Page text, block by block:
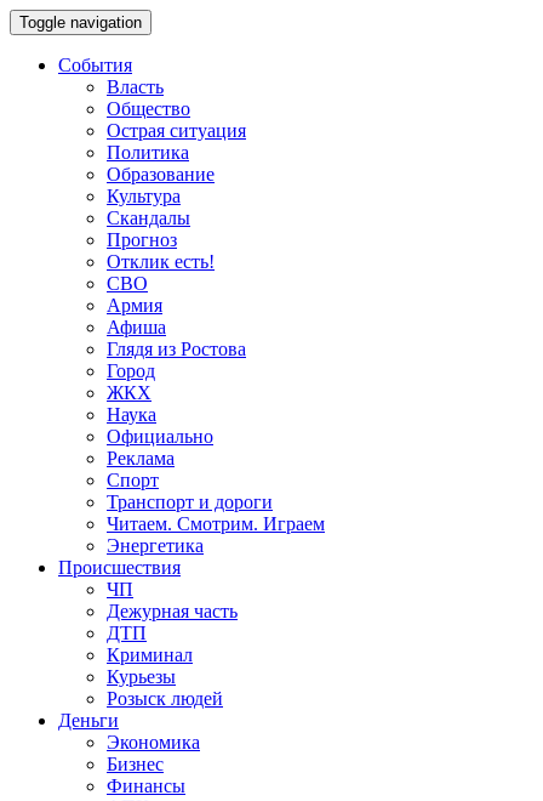
Toggle navigation
События
Власть
Общество
Острая ситуация
Политика
Образование
Культура
Скандалы
Прогноз
Отклик есть!
СВО
Армия
Афиша
Глядя из Ростова
Город
ЖКХ
Наука
Официально
Реклама
Спорт
Транспорт и дороги
Читаем. Смотрим. Играем
Энергетика
Происшествия
ЧП
Дежурная часть
ДТП
Криминал
Курьезы
Розыск людей
Деньги
Экономика
Бизнес
Финансы